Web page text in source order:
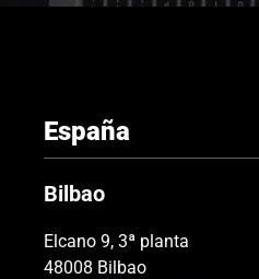
España
Bilbao
Elcano 9, 3ª planta
48008 Bilbao